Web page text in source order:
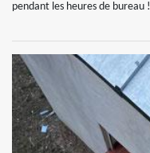
pendant les heures de bureau !